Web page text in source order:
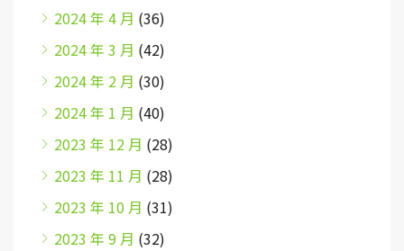
2024 年 4 月 (36)
2024 年 3 月 (42)
2024 年 2 月 (30)
2024 年 1 月 (40)
2023 年 12 月 (28)
2023 年 11 月 (28)
2023 年 10 月 (31)
2023 年 9 月 (32)